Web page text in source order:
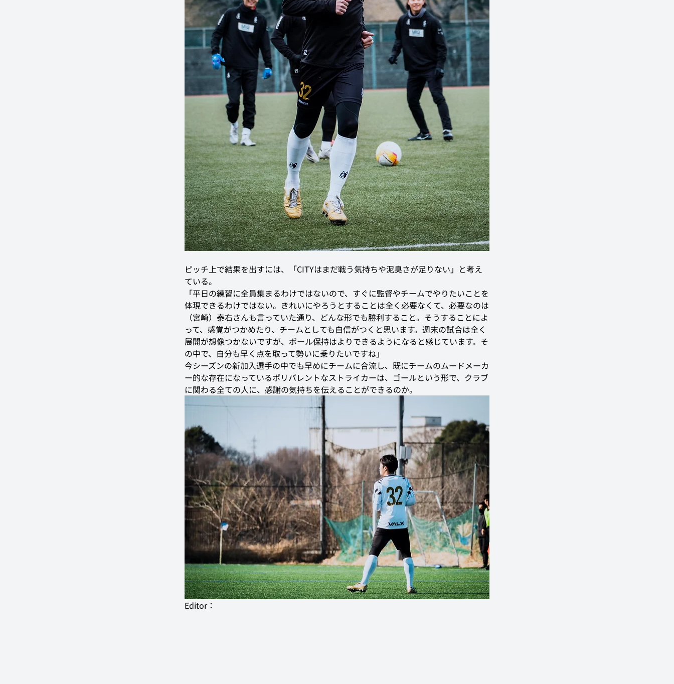
ピッチ上で結果を出すには、「CITYはまだ戦う気持ちや泥臭さが足りない」と考え
ている。
「平日の練習に全員集まるわけではないので、すぐに監督やチームでやりたいことを
体現できるわけではない。きれいにやろうとすることは全く必要なくて、必要なのは
（宮崎）泰右さんも言っていた通り、どんな形でも勝利すること。そうすることによ
って、感覚がつかめたり、チームとしても自信がつくと思います。週末の試合は全く
展開が想像つかないですが、ボール保持はよりできるようになると感じています。そ
の中で、自分も早く点を取って勢いに乗りたいですね」
今シーズンの新加入選手の中でも早めにチームに合流し、既にチームのムードメーカ
ー的な存在になっているポリバレントなストライカーは、ゴールという形で、クラブ
に関わる全ての人に、感謝の気持ちを伝えることができるのか。
Editor：